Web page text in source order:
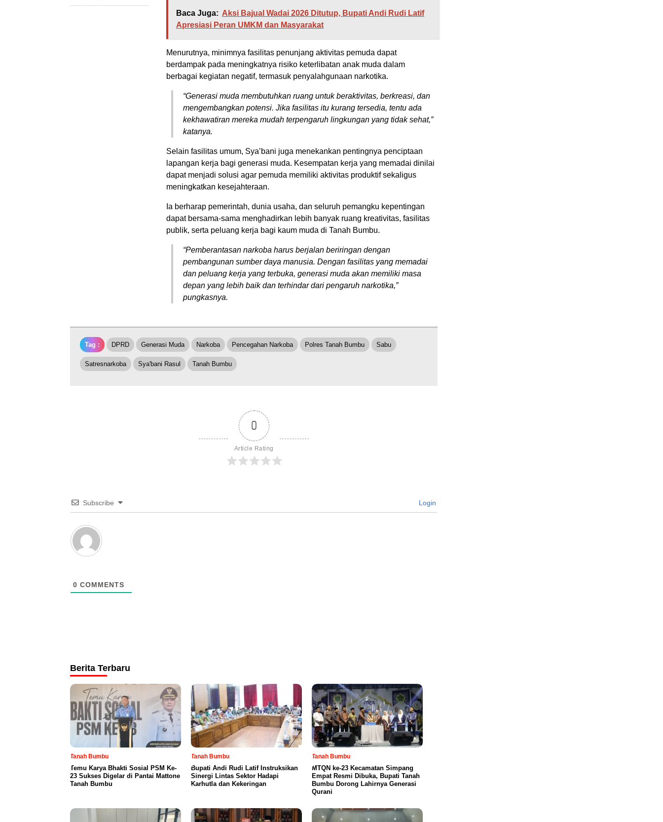
Baca Juga: Aksi Bajual Wadai 2026 Ditutup, Bupati Andi Rudi Latif
Apresiasi Peran UMKM dan Masyarakat
Menurutnya, minimnya fasilitas penunjang aktivitas pemuda dapat
berdampak pada meningkatnya risiko keterlibatan anak muda dalam
berbagai kegiatan negatif, termasuk penyalahgunaan narkotika.
“Generasi muda membutuhkan ruang untuk beraktivitas, berkreasi, dan
mengembangkan potensi. Jika fasilitas itu kurang tersedia, tentu ada
kekhawatiran mereka mudah terpengaruh lingkungan yang tidak sehat,”
katanya.
Selain fasilitas umum, Sya’bani juga menekankan pentingnya penciptaan
lapangan kerja bagi generasi muda. Kesempatan kerja yang memadai dinilai
dapat menjadi solusi agar pemuda memiliki aktivitas produktif sekaligus
meningkatkan kesejahteraan.
Ia berharap pemerintah, dunia usaha, dan seluruh pemangku kepentingan
dapat bersama-sama menghadirkan lebih banyak ruang kreativitas, fasilitas
publik, serta peluang kerja bagi kaum muda di Tanah Bumbu.
“Pemberantasan narkoba harus berjalan beriringan dengan
pembangunan sumber daya manusia. Dengan fasilitas yang memadai
dan peluang kerja yang terbuka, generasi muda akan memiliki masa
depan yang lebih baik dan terhindar dari pengaruh narkotika,”
pungkasnya.
Tag : DPRD Generasi Muda Narkoba Pencegahan Narkoba Polres Tanah Bumbu Sabu
Satresnarkoba Sya'bani Rasul Tanah Bumbu
0
Article Rating
Subscribe Login
0 COMMENTS
Berita Terbaru
Tanah Bumbu
Temu Karya Bhakti Sosial PSM Ke-
23 Sukses Digelar di Pantai Mattone
Tanah Bumbu
Tanah Bumbu
Bupati Andi Rudi Latif Instruksikan
Sinergi Lintas Sektor Hadapi
Karhutla dan Kekeringan
Tanah Bumbu
MTQN ke-23 Kecamatan Simpang
Empat Resmi Dibuka, Bupati Tanah
Bumbu Dorong Lahirnya Generasi
Qurani